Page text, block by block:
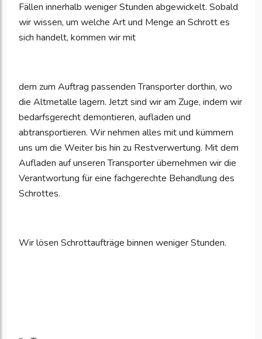
Fällen innerhalb weniger Stunden abgewickelt. Sobald
wir wissen, um welche Art und Menge an Schrott es
sich handelt, kommen wir mit
dem zum Auftrag passenden Transporter dorthin, wo
die Altmetalle lagern. Jetzt sind wir am Zuge, indem wir
bedarfsgerecht demontieren, aufladen und
abtransportieren. Wir nehmen alles mit und kümmern
uns um die Weiter bis hin zu Restverwertung. Mit dem
Aufladen auf unseren Transporter übernehmen wir die
Verantwortung für eine fachgerechte Behandlung des
Schrottes.
Wir lösen Schrottaufträge binnen weniger Stunden.